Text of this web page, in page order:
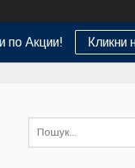
по Акции! Кликни